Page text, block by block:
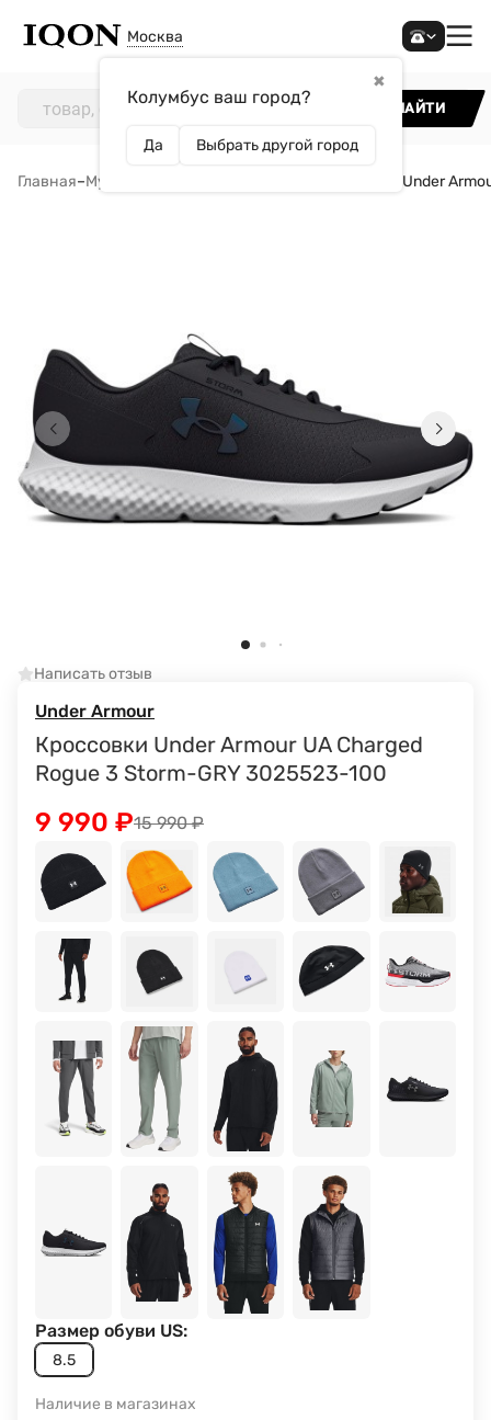
Москва
✖
Колумбус ваш город?
Да Выбрать другой город
НАЙТИ
Главная–Мужчинам Кроссовки Under
Написать отзыв
Under Armour
Кроссовки Under Armour UA Charged
Rogue 3 Storm-GRY 3025523-100
15 990₽
9 990 ₽
8.5
Размер обуви US:
Наличие в магазинах